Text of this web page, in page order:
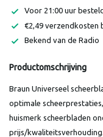
Voor 21:00 uur
€2,49 verzendkosten
Bekend van de Radio
Productomschrijving
Braun Universeel
optimale
huismerk scheerbladen
prijs/